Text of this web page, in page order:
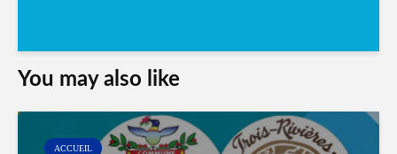
You may also like
ACCUEIL